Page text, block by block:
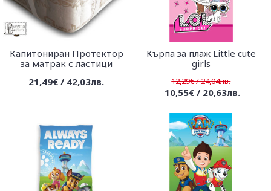
Капитониран Протектор
за матрак с ластици
21,49€ / 42,03лв.
Кърпа за плаж Little cute
girls
12,29€ / 24,04лв.
10,55€ / 20,63лв.